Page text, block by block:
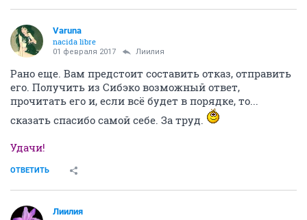
Varuna
nacida libre
01 февраля 2017 Лиилия
Рано еще. Вам предстоит составить отказ, отправить
его. Получить из Сибэко возможный ответ,
прочитать его и, если всё будет в порядке, то...
сказать спасибо самой себе. За труд.
Удачи!
ОТВЕТИТЬ
Лиилия